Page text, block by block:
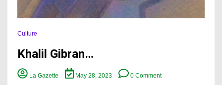
Culture
Khalil Gibran…
La Gazette May 28, 2023 0 CommentKhalil